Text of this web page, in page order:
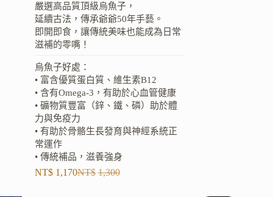
嚴選高品質頂級烏魚子，
延續古法，傳承爺爺50年手藝。
即開即食，讓傳統美味也能成為日常
滋補的零嘴！
烏魚子好處：
• 富含優質蛋白質、維生素B12
• 含有Omega-3，有助於心血管健康
• 礦物質豐富（鋅、鐵、磷）助於體
力與免疫力
• 有助於骨骼生長發育與神經系統正
常運作
• 傳統補品，滋養強身
NT$ 1,300
NT$ 1,170